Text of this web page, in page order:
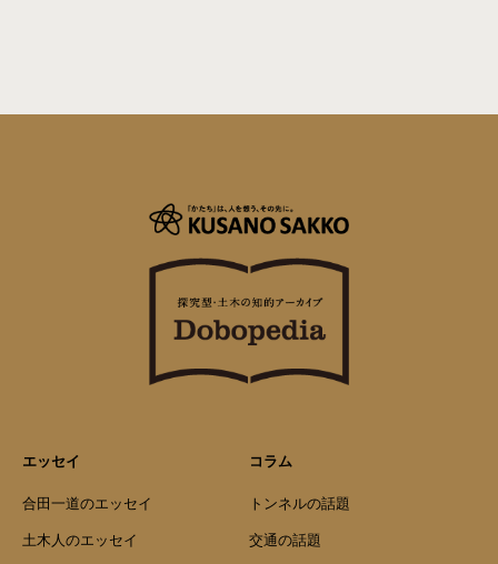
エッセイ
合田一道のエッセイ
土木人のエッセイ
コラム
トンネルの話題
交通の話題